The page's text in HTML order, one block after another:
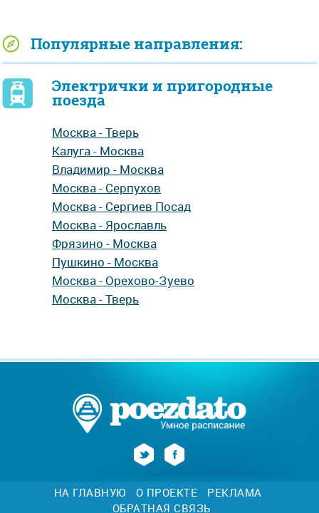
Популярные направления:
Электрички и пригородные
поезда
Москва - Тверь
Калуга - Москва
Владимир - Москва
Москва - Серпухов
Москва - Сергиев Посад
Москва - Ярославль
Фрязино - Москва
Пушкино - Москва
Москва - Орехово-Зуево
Москва - Тверь
НА ГЛАВНУЮ О ПРОЕКТЕ
РЕКЛАМА
ОБРАТНАЯ СВЯЗЬ